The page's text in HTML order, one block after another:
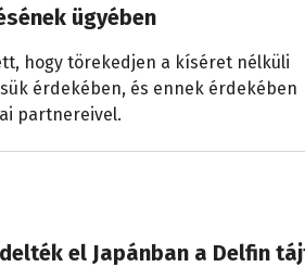
ügyében
hogy törekedjen a kíséret nélküli
érdekében, és ennek érdekében
partnereivel.
el Japánban a Delfin